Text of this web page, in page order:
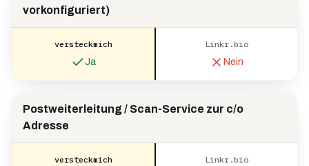
vorkonfiguriert)
versteckmich
Ja
Linkr.bio
Nein
Postweiterleitung / Scan-Service zur c/o
Adresse
versteckmich
Linkr.bio